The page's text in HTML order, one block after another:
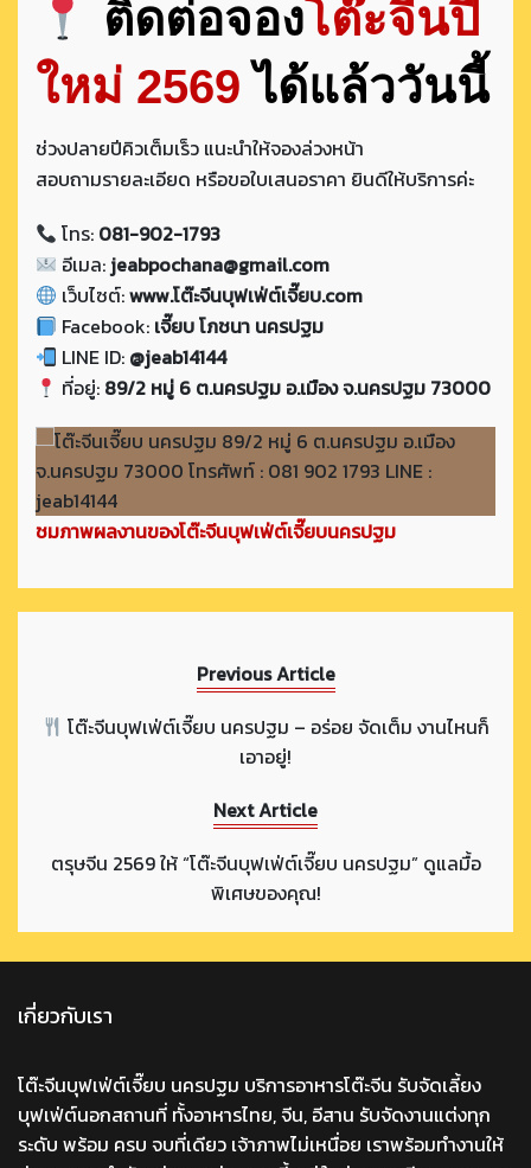
ติดต่อจองโต๊ะจีนปี
ใหม่ 2569 ได้แล้ววันนี้
ช่วงปลายปีคิวเต็มเร็ว แนะนำให้จองล่วงหน้า
สอบถามรายละเอียด หรือขอใบเสนอราคา ยินดีให้บริการค่ะ
โทร: 081-902-1793
อีเมล: jeabpochana@gmail.com
เว็บไซต์:www.โต๊ะจีนบุฟเฟ่ต์เจี๊ยบ.com
Facebook: เจี๊ยบ โภชนา นครปฐม
LINE ID: @jeab14144
ที่อยู่: 89/2 หมู่ 6 ต.นครปฐม อ.เมือง จ.นครปฐม 73000
ชมภาพผลงานของโต๊ะจีนบุฟเฟ่ต์เจี๊ยบนครปฐม
Previous Article
โต๊ะจีนบุฟเฟ่ต์เจี๊ยบ นครปฐม – อร่อย จัดเต็ม งานไหนก็
เอาอยู่!
Next Article
ตรุษจีน 2569 ให้ “โต๊ะจีนบุฟเฟ่ต์เจี๊ยบ นครปฐม” ดูแลมื้อ
พิเศษของคุณ!
เกี่ยวกับเรา
โต๊ะจีนบุฟเฟ่ต์เจี๊ยบ นครปฐม บริการอาหารโต๊ะจีน รับจัดเลี้ยง
บุฟเฟ่ต์นอกสถานที่ ทั้งอาหารไทย, จีน, อีสาน รับจัดงานแต่งทุก
ระดับ พร้อม ครบ จบที่เดียว เจ้าภาพไม่เหนื่อย เราพร้อมทำงานให้